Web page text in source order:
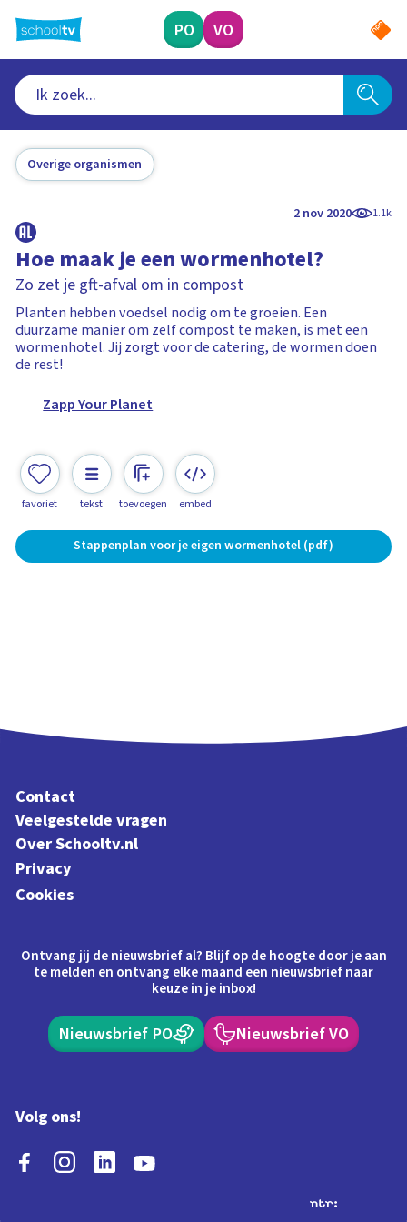
naar
hoofdinhoud
PO VO
Overige organismen
2 nov 2020 1.1k
Hoe maak je een wormenhotel?
Zo zet je gft-afval om in compost
Planten hebben voedsel nodig om te groeien. Een
duurzame manier om zelf compost te maken, is met een
wormenhotel. Jij zorgt voor de catering, de wormen doen
de rest!
Zapp Your Planet
favoriet tekst toevoegen embed
Stappenplan voor je eigen wormenhotel (pdf)
Contact
Veelgestelde vragen
Over Schooltv.nl
Privacy
Cookies
Ontvang jij de nieuwsbrief al? Blijf op de hoogte door je aan
te melden en ontvang elke maand een nieuwsbrief naar
keuze in je inbox!
Nieuwsbrief PO Nieuwsbrief VO
Volg ons!